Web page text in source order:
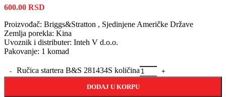
600.00 RSD
Proizvođač: Briggs&Stratton , Sjedinjene Američke Države
Zemlja porekla: Kina
Uvoznik i distributer: Inteh V d.o.o.
Pakovanje: 1 komad
Ručica startera B&S 281434S količina
DODAJ U KORPU